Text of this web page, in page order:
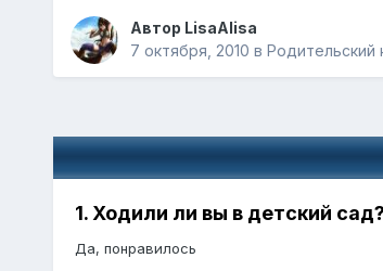
Автор LisaAlisa
7 октября, 2010 в Родительский
1. Ходили ли вы в детский сад?
Да, понравилось